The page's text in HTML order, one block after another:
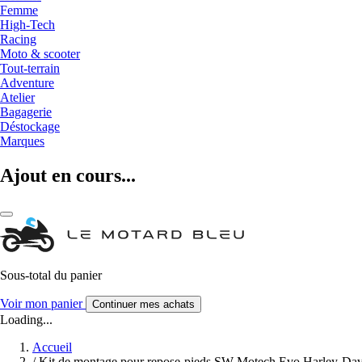
Femme
High-Tech
Racing
Moto & scooter
Tout-terrain
Adventure
Atelier
Bagagerie
Déstockage
Marques
Ajout en cours...
Sous-total du panier
Voir mon panier Continuer mes achats
Loading...
Accueil